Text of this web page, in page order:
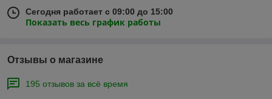
Сегодня работает с 09:00 до 15:00
Показать весь график работы
Отзывы о магазине
195 отзывов за всё время